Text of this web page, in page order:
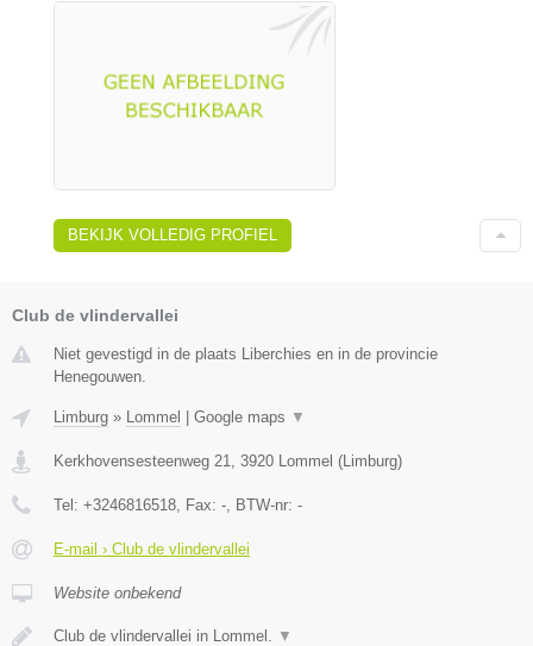
BEKIJK VOLLEDIG PROFIEL
Club de vlindervallei
Niet gevestigd in de plaats Liberchies en in de provincie
Henegouwen.
Limburg » Lommel | Google maps ▼
Kerkhovensesteenweg 21 3920 Lommel (Limburg)
Tel: +3246816518 , Fax: - , BTW-nr: -
E-mail › Club de vlindervallei
Website onbekend
Club de vlindervallei in Lommel. ▼